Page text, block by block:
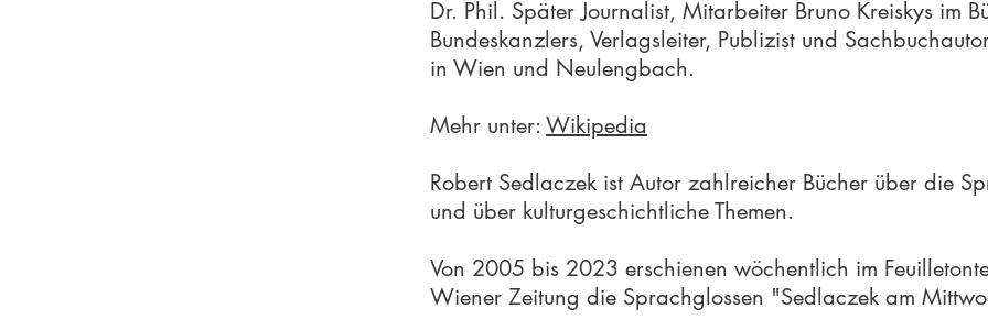
Dr. Phil. Später Journalist, Mitarbeiter Bruno Kreiskys im
Bundeskanzlers, Verlagsleiter, Publizist und
in Wien und Neulengbach.
Mehr unter: Wikipedia
Robert Sedlaczek ist Autor zahlreicher Bücher über die
und über kulturgeschichtliche Themen.
Von 2005 bis 2023 erschienen wöchentlich im
Wiener Zeitung die Sprachglossen "Sedlaczek am